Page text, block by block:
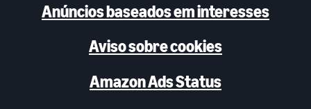
Anúncios baseados em interesses
Aviso sobre cookies
Amazon Ads Status